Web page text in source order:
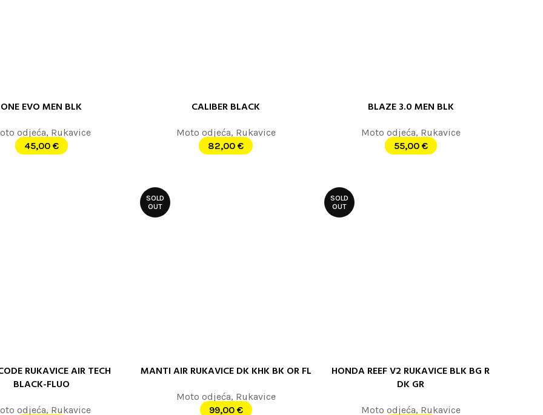
ONE EVO MEN BLK
odjeća, Rukavice
45,00 €
PROČITAJTE JOŠCALIBER BLACK
Moto odjeća, Rukavice
82,00€
PROČITAJTE JOŠBLAZE 3.0 MEN BLK
Moto odjeća, Rukavice
55,00 €
RUKAVICE AIR TECH
BLACK-FLUO
odjeća, Rukavice
SOLD
OUT
PROČITAJTE JOŠ
MANTI AIR RUKAVICE DK KHK BK OR FL
Moto odjeća, Rukavice
99,00 €
SOLD
OUT
PROČITAJTE JOŠ
HONDA REEF V2 RUKAVICE BLK BG R
DK GR
Moto odjeća, Rukavice